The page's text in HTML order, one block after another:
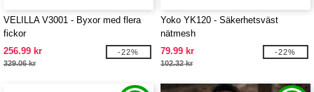
VELILLA V3001 - Byxor med flera
fickor
256.99 kr
329.06 kr
-22%
Yoko YK120 - Säkerhetsväst
nätmesh
79.99 kr
102.32 kr
-22%